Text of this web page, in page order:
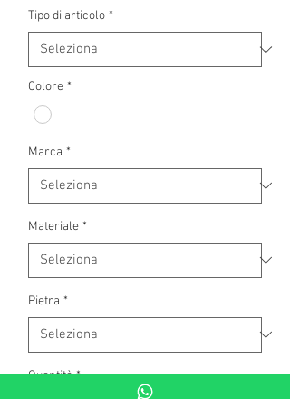
Tipo di articolo *
Colore *
Marca *
Materiale *
Pietra *
Quantità *